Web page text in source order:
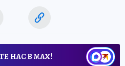
НАС В МАХ!